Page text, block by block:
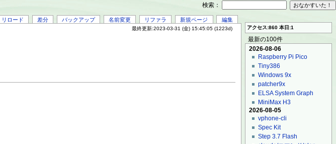
リロード 差分 バックアップ 名前変更 リファラ 新規ページ 編集
最終更新:2023-03-31 (金) 15:45:05 (1223d) アクセス:860 本日:1
最新の100件
2026-08-06
Raspberry Pi Pico
Tiny386
Windows 9x
patcher9x
ELSA System Graph
MiniMax H3
2026-08-05
vphone-cli
Spec Kit
Step 3.7 Flash
検索：